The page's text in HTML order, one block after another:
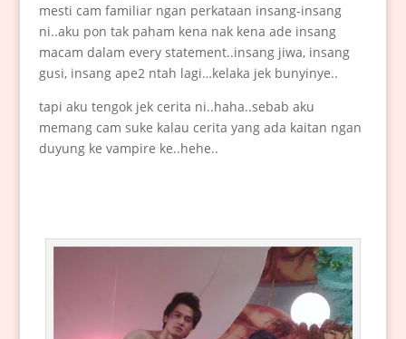
mesti cam familiar ngan perkataan insang-insang
ni..aku pon tak paham kena nak kena ade insang
macam dalam every statement..insang jiwa, insang
gusi, insang ape2 ntah lagi…kelaka jek bunyinye..
tapi aku tengok jek cerita ni..haha..sebab aku
memang cam suke kalau cerita yang ada kaitan ngan
duyung ke vampire ke..hehe..